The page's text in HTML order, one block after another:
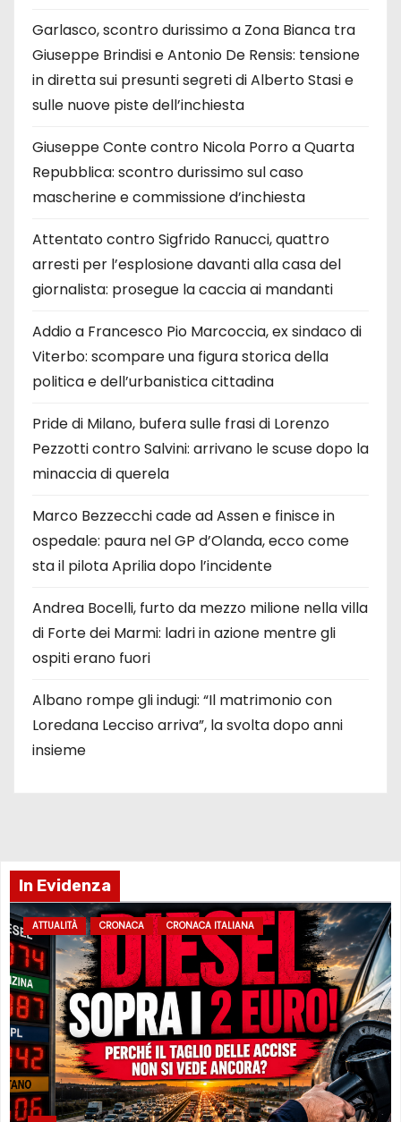
Garlasco, scontro durissimo a Zona Bianca tra
Giuseppe Brindisi e Antonio De Rensis: tensione
in diretta sui presunti segreti di Alberto Stasi e
sulle nuove piste dell’inchiesta
Giuseppe Conte contro Nicola Porro a Quarta
Repubblica: scontro durissimo sul caso
mascherine e commissione d’inchiesta
Attentato contro Sigfrido Ranucci, quattro
arresti per l’esplosione davanti alla casa del
giornalista: prosegue la caccia ai mandanti
Addio a Francesco Pio Marcoccia, ex sindaco di
Viterbo: scompare una figura storica della
politica e dell’urbanistica cittadina
Pride di Milano, bufera sulle frasi di Lorenzo
Pezzotti contro Salvini: arrivano le scuse dopo la
minaccia di querela
Marco Bezzecchi cade ad Assen e finisce in
ospedale: paura nel GP d’Olanda, ecco come
sta il pilota Aprilia dopo l’incidente
Andrea Bocelli, furto da mezzo milione nella villa
di Forte dei Marmi: ladri in azione mentre gli
ospiti erano fuori
Albano rompe gli indugi: “Il matrimonio con
Loredana Lecciso arriva”, la svolta dopo anni
insieme
In Evidenza
ATTUALITÀ CRONACA CRONACA ITALIANA